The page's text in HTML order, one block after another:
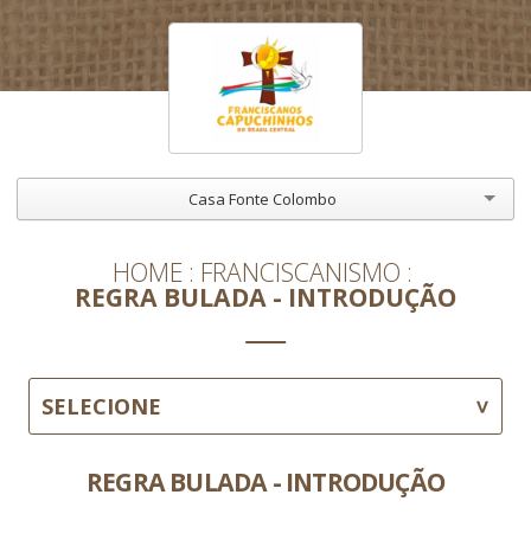
Casa Fonte Colombo
HOME FRANCISCANISMO
REGRA BULADA - INTRODUÇÃO
SELECIONE
REGRA BULADA - INTRODUÇÃO